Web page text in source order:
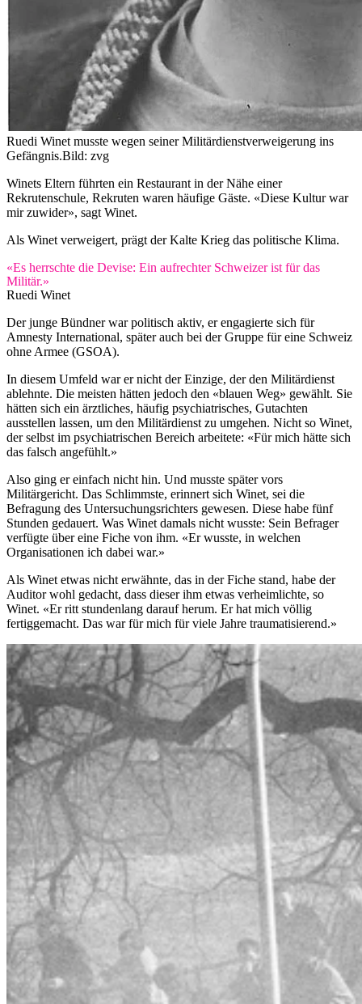
Ruedi Winet musste wegen seiner Militärdienstverweigerung ins
Gefängnis.Bild: zvg
Winets Eltern führten ein Restaurant in der Nähe einer
Rekrutenschule, Rekruten waren häufige Gäste. «Diese Kultur war
mir zuwider», sagt Winet.
Als Winet verweigert, prägt der Kalte Krieg das politische Klima.
«Es herrschte die Devise: Ein aufrechter Schweizer ist für das
Militär.»
Ruedi Winet
Der junge Bündner war politisch aktiv, er engagierte sich für
Amnesty International, später auch bei der Gruppe für eine Schweiz
ohne Armee (GSOA).
In diesem Umfeld war er nicht der Einzige, der den Militärdienst
ablehnte. Die meisten hätten jedoch den «blauen Weg» gewählt. Sie
hätten sich ein ärztliches, häufig psychiatrisches, Gutachten
ausstellen lassen, um den Militärdienst zu umgehen. Nicht so Winet,
der selbst im psychiatrischen Bereich arbeitete: «Für mich hätte sich
das falsch angefühlt.»
Also ging er einfach nicht hin. Und musste später vors
Militärgericht. Das Schlimmste, erinnert sich Winet, sei die
Befragung des Untersuchungsrichters gewesen. Diese habe fünf
Stunden gedauert. Was Winet damals nicht wusste: Sein Befrager
verfügte über eine Fiche von ihm. «Er wusste, in welchen
Organisationen ich dabei war.»
Als Winet etwas nicht erwähnte, das in der Fiche stand, habe der
Auditor wohl gedacht, dass dieser ihm etwas verheimlichte, so
Winet. «Er ritt stundenlang darauf herum. Er hat mich völlig
fertiggemacht. Das war für mich für viele Jahre traumatisierend.»